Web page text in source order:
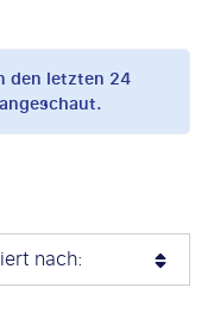
den letzten 24
nach: